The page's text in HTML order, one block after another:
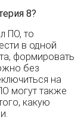
8?
ПО, то
в одной
формировать
без
на
могут также
какую